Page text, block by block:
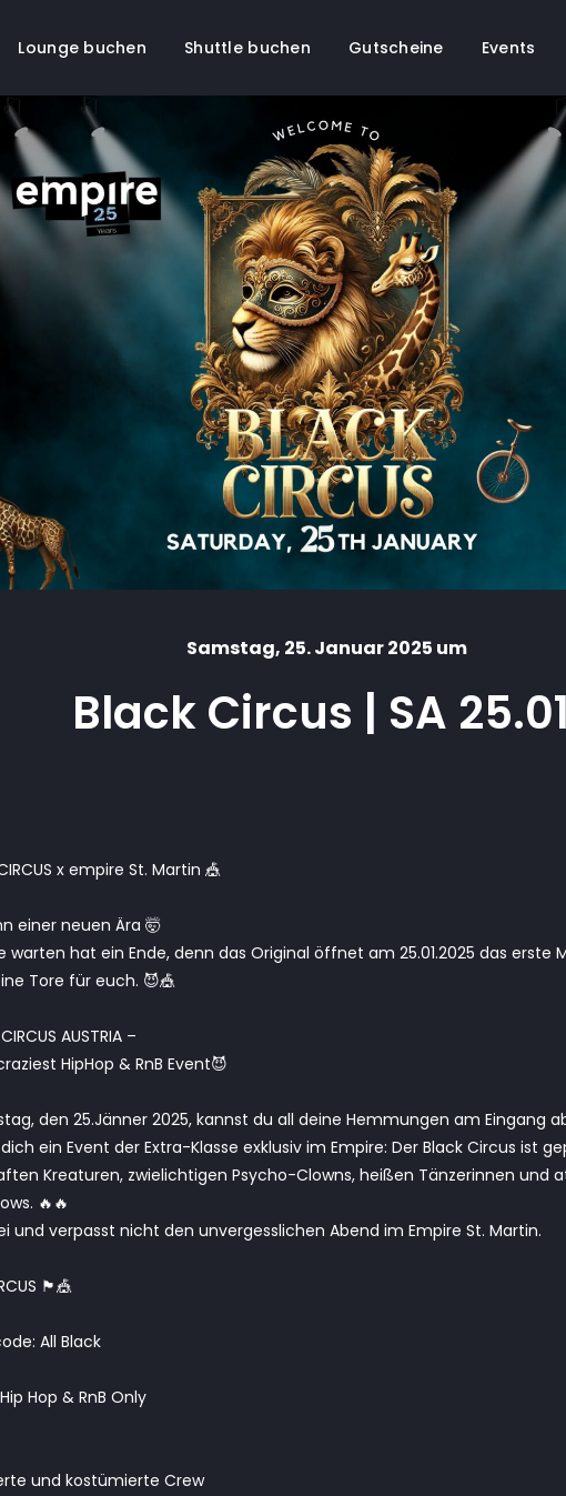
Lounge buchen Shuttle buchen Gutscheine Events
Samstag, 25. Januar 2025 um
Black Circus | SA
x empire St. Martin 🎪
einer neuen Ära 🤯
warten hat ein Ende, denn das Original öffnet am 25.01.2025 das erste
Tore für euch. 😈🎪
AUSTRIA –
HipHop & RnB Event😈
den 25.Jänner 2025, kannst du all deine Hemmungen am Eingang
ein Event der Extra-Klasse exklusiv im Empire: Der Black Circus ist
Kreaturen, zwielichtigen Psycho-Clowns, heißen Tänzerinnen und
🔥🔥
und verpasst nicht den unvergesslichen Abend im Empire St. Martin.
🏴🎪
All Black
Hop & RnB Only
und kostümierte Crew